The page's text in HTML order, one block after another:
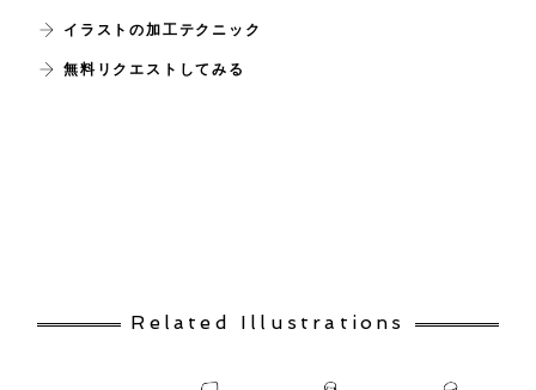
イラストの加工テクニック
無料リクエストしてみる
Related Illustrations